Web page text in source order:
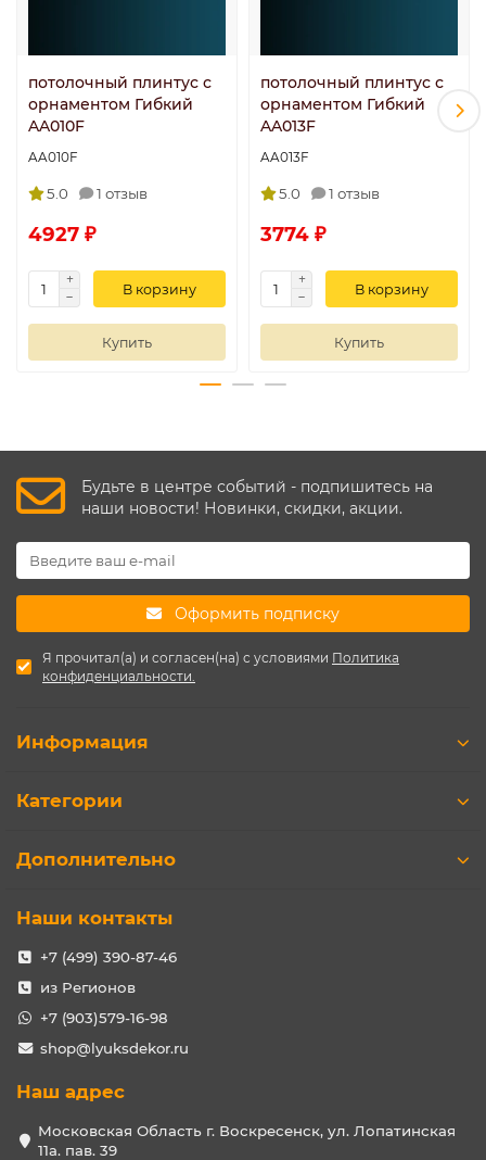
потолочный плинтус с
орнаментом Гибкий
AA010F
AA010F
5.0 1 отзыв
4927 ₽
В корзину
Купить
потолочный плинтус с
орнаментом Гибкий
AA013F
AA013F
5.0 1 отзыв
3774 ₽
В корзину
Купить
Будьте в центре событий - подпишитесь на
наши новости! Новинки, скидки, акции.
Оформить подписку
Я прочитал(а) и согласен(на) с условиями Политика
конфиденциальности.
Информация
Категории
Дополнительно
Наши контакты
+7 (499) 390-87-46
из Регионов
+7 (903)579-16-98
shop@lyuksdekor.ru
Наш адрес
Московская Область г. Воскресенск, ул. Лопатинская
11а. пав. 39